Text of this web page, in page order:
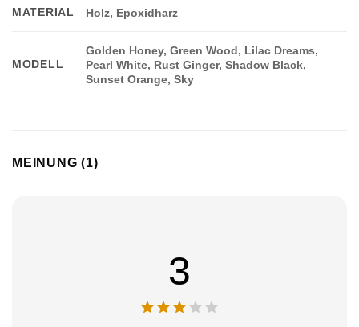
MATERIAL Holz, Epoxidharz
MODELL
Golden Honey, Green Wood, Lilac Dreams,
Pearl White, Rust Ginger, Shadow Black,
Sunset Orange, Sky
MEINUNG (1)
3